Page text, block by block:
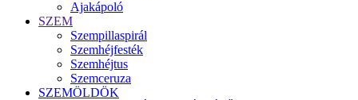
Ajakápoló
SZEM
Szempillaspirál
Szemhéjfesték
Szemhéjtus
Szemceruza
SZEMÖLDÖK